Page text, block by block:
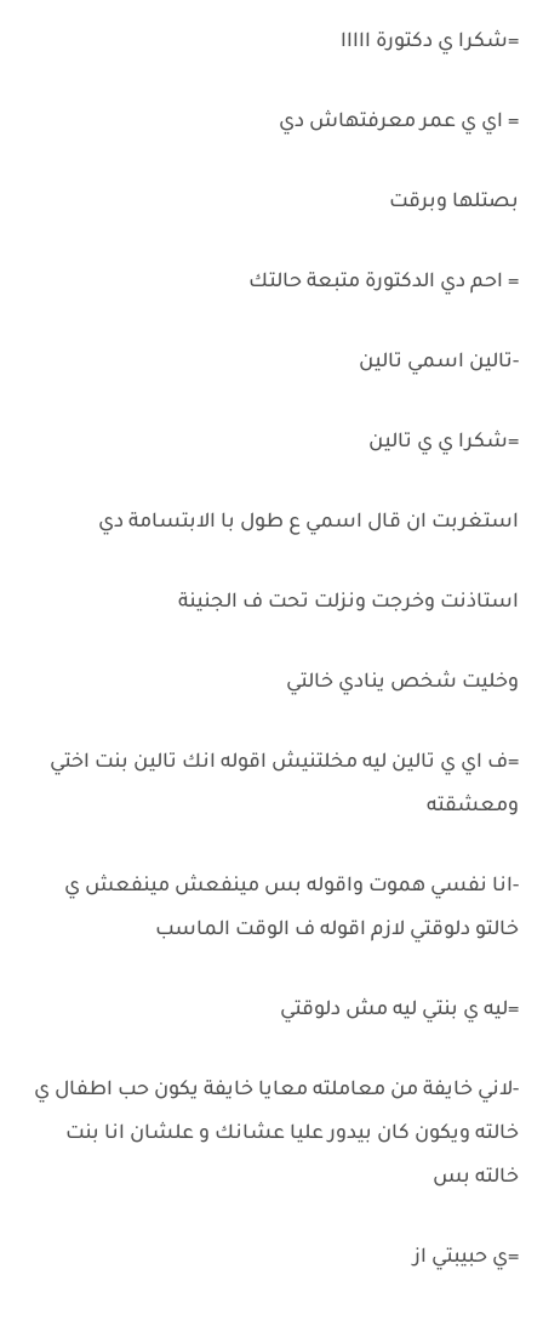
=شكرا ي دكتورة ااااا
= اي ي عمر معرفتهاش دي
بصتلها وبرقت
= احم دي الدكتورة متبعة حالتك
-تالين اسمي تالين
=شكرا ي ي تالين
استغربت ان قال اسمي ع طول با الابتسامة دي
استاذنت وخرجت ونزلت تحت ف الجنينة
وخليت شخص ينادي خالتي
=ف اي ي تالين ليه مخلتنيش اقوله انك تالين بنت اختي
ومعشقته
-انا نفسي هموت واقوله بس مينفعش مينفعش ي
خالتو دلوقتي لازم اقوله ف الوقت الماسب
=ليه ي بنتي ليه مش دلوقتي
-لاني خايفة من معاملته معايا خايفة يكون حب اطفال ي
خالته ويكون كان بيدور عليا عشانك و علشان انا بنت
خالته بس
=ي حبيبتي از